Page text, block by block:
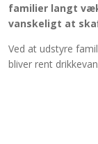
familier langt
vanskeligt at
Ved at udstyre
bliver rent